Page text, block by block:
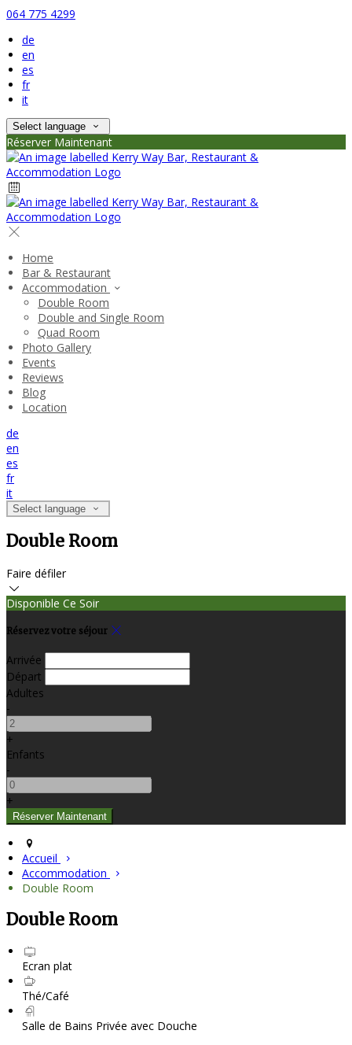
064 775 4299
de
en
es
fr
it
Select language
Réserver Maintenant
Home
Bar & Restaurant
Accommodation
Double Room
Double and Single Room
Quad Room
Photo Gallery
Events
Reviews
Blog
Location
de
en
es
fr
it
Select language
Double Room
Faire défiler
Disponible Ce Soir
Réservez votre séjour
Arrivée
Départ
Adultes
-
+
Enfants
-
+
Accueil
Accommodation
Double Room
Double Room
Ecran plat
Thé/Café
Salle de Bains Privée avec Douche